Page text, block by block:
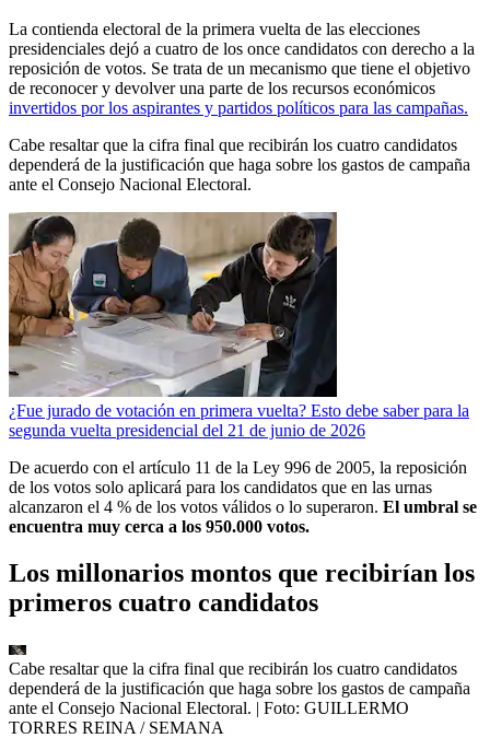
La contienda electoral de la primera vuelta de las elecciones
presidenciales dejó a cuatro de los once candidatos con derecho a la
reposición de votos. Se trata de un mecanismo que tiene el objetivo
de reconocer y devolver una parte de los recursos económicos
invertidos por los aspirantes y partidos políticos para las campañas.
Cabe resaltar que la cifra final que recibirán los cuatro candidatos
dependerá de la justificación que haga sobre los gastos de campaña
ante el Consejo Nacional Electoral.
¿Fue jurado de votación en primera vuelta? Esto debe saber para la
segunda vuelta presidencial del 21 de junio de 2026
De acuerdo con el artículo 11 de la Ley 996 de 2005, la reposición
de los votos solo aplicará para los candidatos que en las urnas
alcanzaron el 4 % de los votos válidos o lo superaron. El umbral se
encuentra muy cerca a los 950.000 votos.
Los millonarios montos que recibirían los
primeros cuatro candidatos
Cabe resaltar que la cifra final que recibirán los cuatro candidatos
dependerá de la justificación que haga sobre los gastos de campaña
ante el Consejo Nacional Electoral. | Foto: GUILLERMO
TORRES REINA / SEMANA